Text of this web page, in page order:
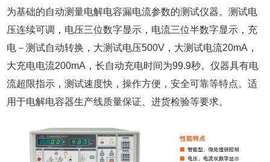
为基础的自动测量电解电容漏电流参数的测试仪器。测试电
压连续可调，电压三位数字显示，电流三位半数字显示，充
电－测试自动转换，大测试电压500V，大测试电流20mA，
大充电电流200mA，长自动充电时间为99.9秒。仪器具有电
流超限指示，测试速度快，操作方便，安全可靠等特点。适
用于电解电容器生产线质量保证、进货检验等要求。